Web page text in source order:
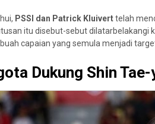
PSSI dan Patrick Kluiverttelah
itu disebut-sebut dilatarbelakangi
capaian yang semula menjadi
Dukung Shin